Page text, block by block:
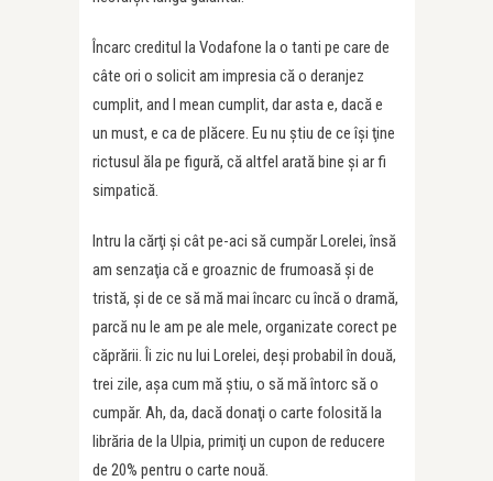
Încarc creditul la Vodafone la o tanti pe care de
câte ori o solicit am impresia că o deranjez
cumplit, and I mean cumplit, dar asta e, dacă e
un must, e ca de plăcere. Eu nu ştiu de ce îşi ţine
rictusul ăla pe figură, că altfel arată bine şi ar fi
simpatică.
Intru la cărţi şi cât pe-aci să cumpăr Lorelei, însă
am senzaţia că e groaznic de frumoasă şi de
tristă, şi de ce să mă mai încarc cu încă o dramă,
parcă nu le am pe ale mele, organizate corect pe
căprării. Îi zic nu lui Lorelei, deşi probabil în două,
trei zile, aşa cum mă ştiu, o să mă întorc să o
cumpăr. Ah, da, dacă donaţi o carte folosită la
librăria de la Ulpia, primiţi un cupon de reducere
de 20% pentru o carte nouă.